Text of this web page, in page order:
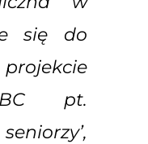
się do
pt.